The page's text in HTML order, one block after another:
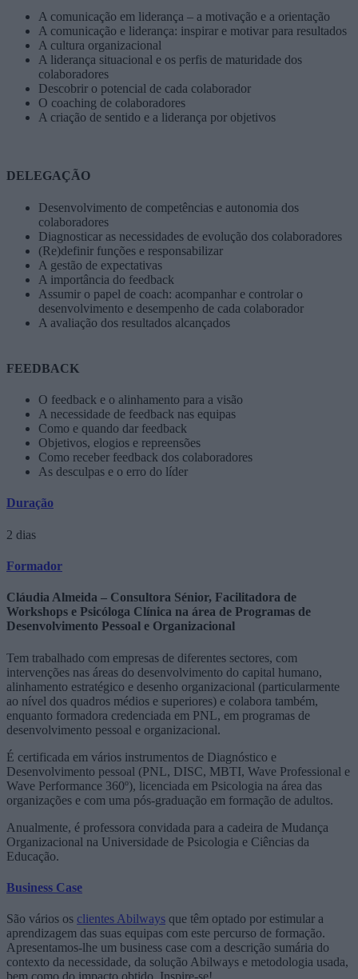
A comunicação em liderança – a motivação e a orientação
A comunicação e liderança: inspirar e motivar para resultados
A cultura organizacional
A liderança situacional e os perfis de maturidade dos
colaboradores
Descobrir o potencial de cada colaborador
O coaching de colaboradores
A criação de sentido e a liderança por objetivos
DELEGAÇÃO
Desenvolvimento de competências e autonomia dos
colaboradores
Diagnosticar as necessidades de evolução dos colaboradores
(Re)definir funções e responsabilizar
A gestão de expectativas
A importância do feedback
Assumir o papel de coach: acompanhar e controlar o
desenvolvimento e desempenho de cada colaborador
A avaliação dos resultados alcançados
FEEDBACK
O feedback e o alinhamento para a visão
A necessidade de feedback nas equipas
Como e quando dar feedback
Objetivos, elogios e repreensões
Como receber feedback dos colaboradores
As desculpas e o erro do líder
Duração
2 dias
Formador
Cláudia Almeida – Consultora Sénior, Facilitadora de
Workshops e Psicóloga Clínica na área de Programas de
Desenvolvimento Pessoal e Organizacional
Tem trabalhado com empresas de diferentes sectores, com
intervenções nas áreas do desenvolvimento do capital humano,
alinhamento estratégico e desenho organizacional (particularmente
ao nível dos quadros médios e superiores) e colabora também,
enquanto formadora credenciada em PNL, em programas de
desenvolvimento pessoal e organizacional.
É certificada em vários instrumentos de Diagnóstico e
Desenvolvimento pessoal (PNL, DISC, MBTI, Wave Professional e
Wave Performance 360º), licenciada em Psicologia na área das
organizações e com uma pós-graduação em formação de adultos.
Anualmente, é professora convidada para a cadeira de Mudança
Organizacional na Universidade de Psicologia e Ciências da
Educação.
Business Case
São vários os clientes Abilways que têm optado por estimular a
aprendizagem das suas equipas com este percurso de formação.
Apresentamos-lhe um business case com a descrição sumária do
contexto da necessidade, da solução Abilways e metodologia usada,
bem como do impacto obtido. Inspire-se!